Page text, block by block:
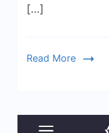
[…]
Read More